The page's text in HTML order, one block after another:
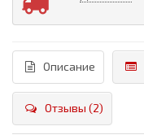
Описание
Отзывы (2)